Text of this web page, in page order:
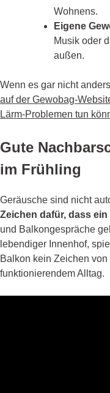
Wohnens.
Eigene
Musik oder
außen.
Wenn es gar nicht
auf der Gewobag-
Lärm-Problemen tun
Gute
im Frühling
Geräusche sind nicht
Zeichen dafür, dass
und Balkongespräche
lebendiger Innenhof,
Balkon kein Zeichen
funktionierendem Alltag.